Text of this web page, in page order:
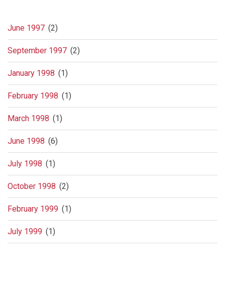
June 1997 (2)
September 1997 (2)
January 1998 (1)
February 1998 (1)
March 1998 (1)
June 1998 (6)
July 1998 (1)
October 1998 (2)
February 1999 (1)
July 1999 (1)